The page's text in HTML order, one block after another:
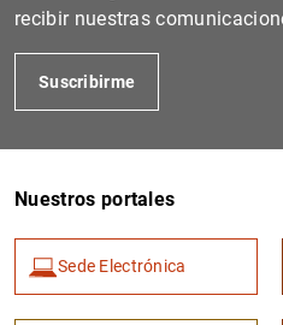
recibir nuestras
Suscribirme
Nuestros portales
Sede Electrónica